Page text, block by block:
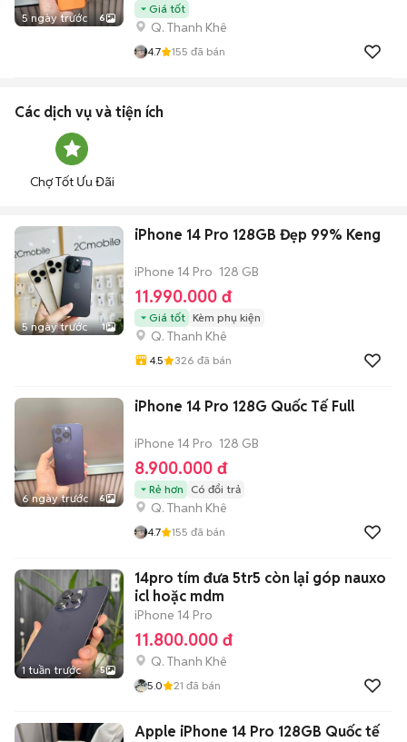
5 ngày trước 6
Giá tốt
Q. Thanh Khê
4.7 155 đã bán
Các dịch vụ và tiện ích
Chợ Tốt Ưu Đãi
5 ngày trước 1
iPhone 14 Pro 128GB Đẹp 99% Keng
iPhone 14 Pro 128 GB
11.990.000 đ
Giá tốt Kèm phụ kiện
Q. Thanh Khê
4.5 326 đã bán
6 ngày trước 6
iPhone 14 Pro 128G Quốc Tế Full
iPhone 14 Pro 128 GB
8.900.000 đ
Rẻ hơn Có đổi trả
Q. Thanh Khê
4.7 155 đã bán
1 tuần trước 5
14pro tím đưa 5tr5 còn lại góp nauxo
icl hoặc mdm
iPhone 14 Pro
11.800.000 đ
Q. Thanh Khê
5.0 21 đã bán
Apple iPhone 14 Pro 128GB Quốc tế